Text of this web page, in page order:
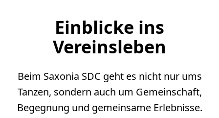
Einblicke ins
Vereinsleben
Beim Saxonia SDC geht es nicht nur ums
Tanzen, sondern auch um Gemeinschaft,
Begegnung und gemeinsame Erlebnisse.